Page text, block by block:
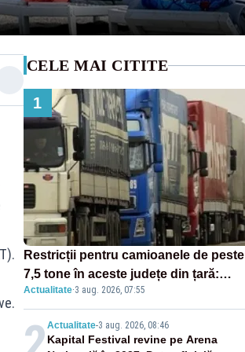
CELE MAI CITITE
1
Restricții pentru camioanele de peste
7,5 tone în aceste județe din țară:
circulația este interzisă luni, între orele
12:00 și 20:00
Actualitate·3 aug. 2026, 07:55
Actualitate-3 aug. 2026, 08:46
Kapital Festival revine pe Arena